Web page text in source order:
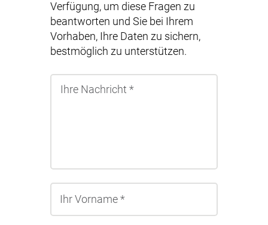
Verfügung, um diese Fragen zu
beantworten und Sie bei Ihrem
Vorhaben, Ihre Daten zu sichern,
bestmöglich zu unterstützen.
Vorname